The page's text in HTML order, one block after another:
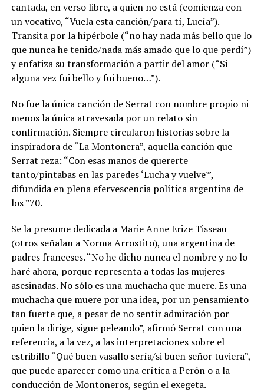
cantada, en verso libre, a quien no está (comienza con
un vocativo, “Vuela esta canción/para tí, Lucía”).
Transita por la hipérbole (“no hay nada más bello que lo
que nunca he tenido/nada más amado que lo que perdí”)
y enfatiza su transformación a partir del amor (“Si
alguna vez fui bello y fui bueno…”).
No fue la única canción de Serrat con nombre propio ni
menos la única atravesada por un relato sin
confirmación. Siempre circularon historias sobre la
inspiradora de “La Montonera”, aquella canción que
Serrat reza: “Con esas manos de quererte
tanto/pintabas en las paredes ‘Lucha y vuelve'”,
difundida en plena efervescencia política argentina de
los ”70.
Se la presume dedicada a Marie Anne Erize Tisseau
(otros señalan a Norma Arrostito), una argentina de
padres franceses. “No he dicho nunca el nombre y no lo
haré ahora, porque representa a todas las mujeres
asesinadas. No sólo es una muchacha que muere. Es una
muchacha que muere por una idea, por un pensamiento
tan fuerte que, a pesar de no sentir admiración por
quien la dirige, sigue peleando”, afirmó Serrat con una
referencia, a la vez, a las interpretaciones sobre el
estribillo “Qué buen vasallo sería/si buen señor tuviera”,
que puede aparecer como una crítica a Perón o a la
conducción de Montoneros, según el exegeta.